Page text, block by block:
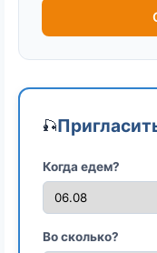
🎣
Когда едем?
Во сколько?